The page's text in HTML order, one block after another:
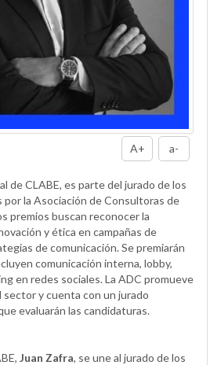
A+ a-
de CLABE, es parte del jurado de los
por la Asociación de Consultoras de
premios buscan reconocer la
y ética en campañas de
de comunicación. Se premiarán
comunicación interna, lobby,
en redes sociales. La ADC promueve
sector y cuenta con un jurado
evaluarán las candidaturas.
Juan Zafra, se une al jurado de los